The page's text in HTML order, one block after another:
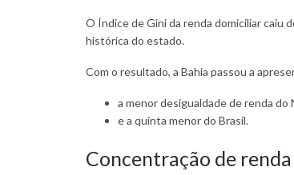
O Índice de Gini da renda domiciliar caiu
histórica do estado.
Com o resultado, a Bahia passou a
a menor desigualdade de renda do
e a quinta menor do Brasil.
Concentração de